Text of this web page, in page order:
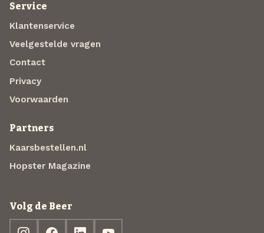
Service
Klantenservice
Veelgestelde vragen
Contact
Privacy
Voorwaarden
Partners
Kaarsbestellen.nl
Hopster Magazine
Volg de Beer